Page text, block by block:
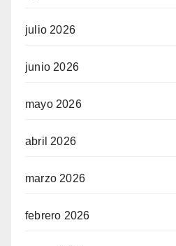
julio 2026
junio 2026
mayo 2026
abril 2026
marzo 2026
febrero 2026